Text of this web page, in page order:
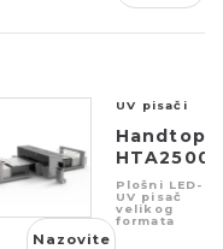
UV pisači
Handtop
HTA2500
Robo
Plošni LED-
UV pisač
velikog
formata
Nazovite